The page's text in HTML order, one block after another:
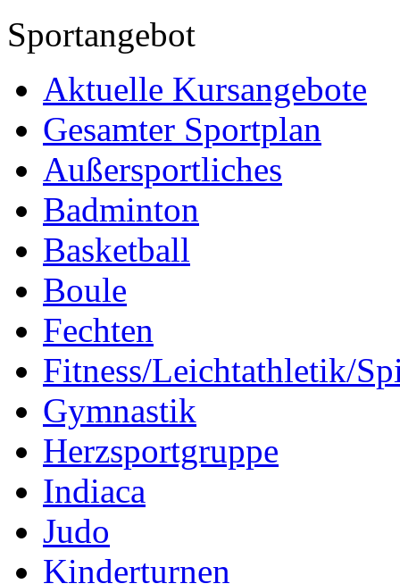
Sportangebot
Aktuelle Kursangebote
Gesamter Sportplan
Außersportliches
Badminton
Basketball
Boule
Fechten
Fitness/Leichtathletik/
Gymnastik
Herzsportgruppe
Indiaca
Judo
Kinderturnen